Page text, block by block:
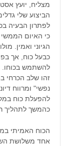
מצליח, יועץ
הביצוע שלי
לפתרון הבעיה
כי האיום
הגיוני ואמין.
כבעל כוח, אך
להשתמש בכוחו.
זהו שלב
נפשי" ומרווח
להפעלת כוח
כהמשך לתהליך
הכוח האמיתי
אחד משלושת